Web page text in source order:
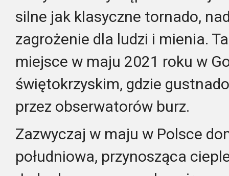
silne jak klasyczne tornado,
zagrożenie dla ludzi i mienia.
miejsce w maju 2021 roku w
świętokrzyskim, gdzie
przez obserwatorów burz.
Zazwyczaj w maju w Polsce
południowa, przynosząca